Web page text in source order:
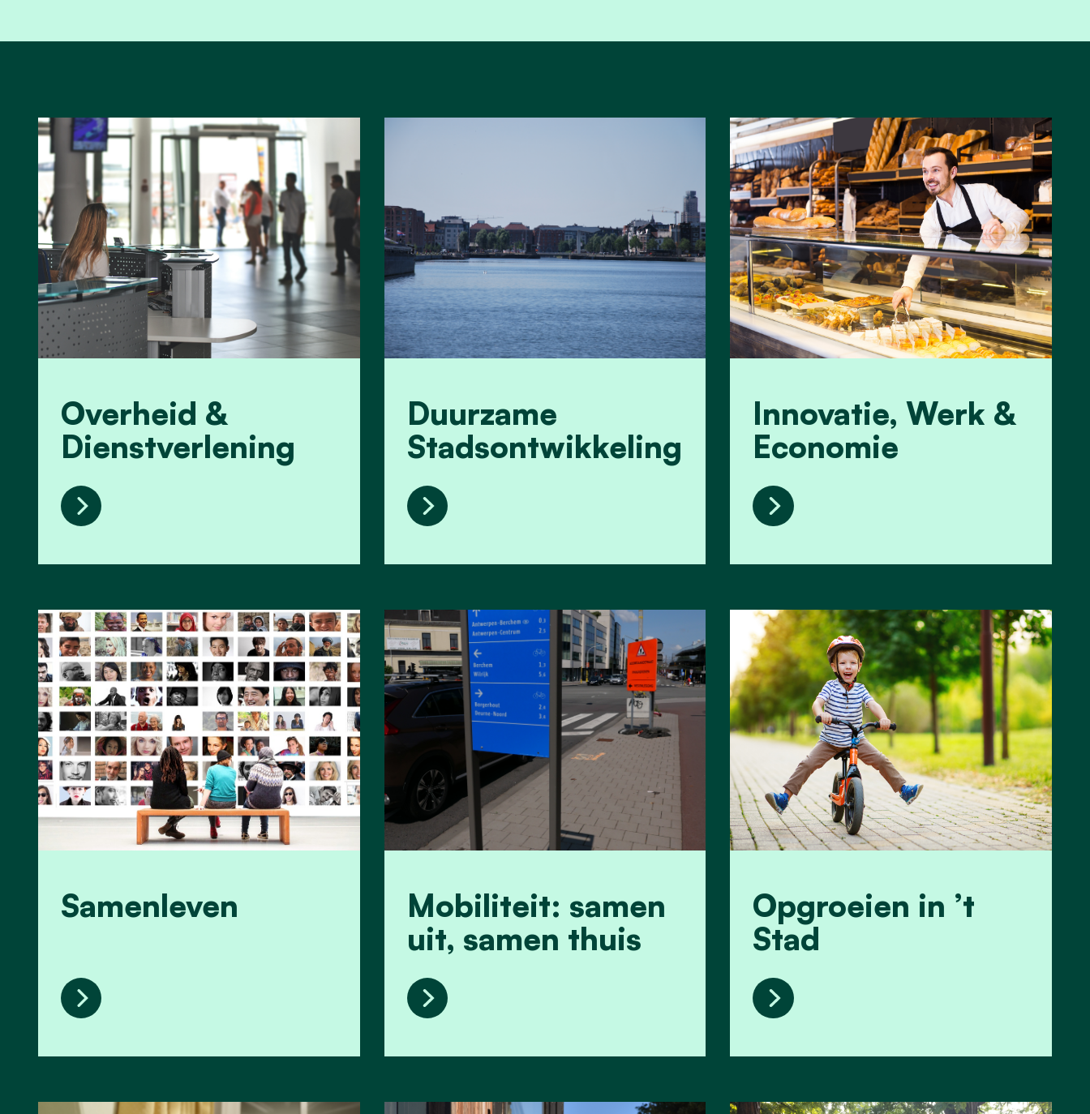
Overheid &
Dienstverlening
Overheid & Dienstverlening
Duurzame
Stadsontwikkeling
Duurzame Stadsontwikkeling
Innovatie, Werk &
Economie
Innovatie, Werk & Economie
Samenleven
Samenleven
Mobiliteit: samen
uit, samen thuis
Mobiliteit: samen uit, samen thuis
Opgroeien in ’t
Stad
Opgroeien in ’t Stad